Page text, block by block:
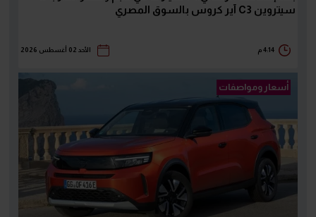
سيتروين C3 آير كروس بالسوق المصري
4:14 م الأحد 02 أغسطس 2026
أسعار ومواصفات